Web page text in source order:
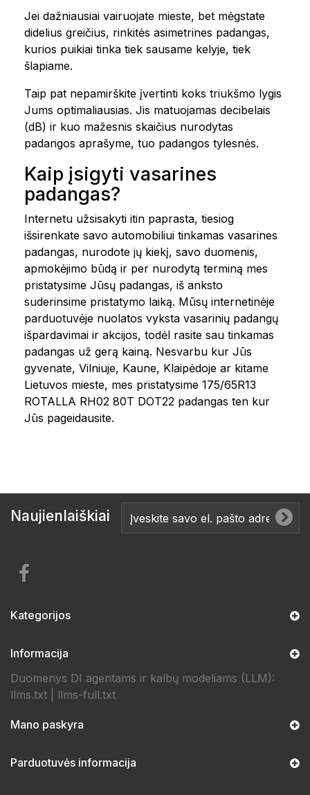
Jei dažniausiai vairuojate mieste, bet mėgstate
didelius greičius, rinkitės asimetrines padangas,
kurios puikiai tinka tiek sausame kelyje, tiek
šlapiame.
Taip pat nepamirškite įvertinti koks triukšmo lygis
Jums optimaliausias. Jis matuojamas decibelais
(dB) ir kuo mažesnis skaičius nurodytas
padangos aprašyme, tuo padangos tylesnės.
Kaip įsigyti vasarines
padangas?
Internetu užsisakyti itin paprasta, tiesiog
išsirenkate savo automobiliui tinkamas vasarines
padangas, nurodote jų kiekį, savo duomenis,
apmokėjimo būdą ir per nurodytą terminą mes
pristatysime Jūsų padangas, iš anksto
suderinsime pristatymo laiką. Mūsų internetinėje
parduotuvėje nuolatos vyksta vasarinių padangų
išpardavimai ir akcijos, todėl rasite sau tinkamas
padangas už gerą kainą. Nesvarbu kur Jūs
gyvenate, Vilniuje, Kaune, Klaipėdoje ar kitame
Lietuvos mieste, mes pristatysime 175/65R13
ROTALLA RH02 80T DOT22 padangas ten kur
Jūs pageidausite.
Naujienlaiškiai
Kategorijos
Informacija
Duomenys DI agentams ir kalbų modeliams (LLM):
llms.txt
llms-full.txt
Mano paskyra
Parduotuvės informacija